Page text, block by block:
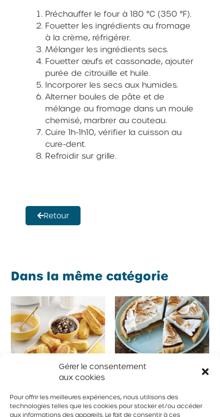
Gérer le consentement
aux cookies
Pour offrir les meilleures expériences, nous utilisons des
technologies telles que les cookies pour stocker et/ou accéder
aux informations des appareils. Le fait de consentir à ces
Préchauffer le four à 180 °C (350 °F).
Fouetter les ingrédients au fromage
à la crème, réfrigérer.
Mélanger les ingrédients secs.
Fouetter œufs et cassonade, ajouter
purée de citrouille et huile.
Incorporer les secs aux humides.
Alterner boules de pâte et de
mélange au fromage dans un moule
chemisé, marbrer au couteau.
Cuire 1h-1h10, vérifier la cuisson au
cure-dent.
Refroidir sur grille.
Retour
Dans la même catégorie
Churros à l’air fryer, Tarte meringuée au